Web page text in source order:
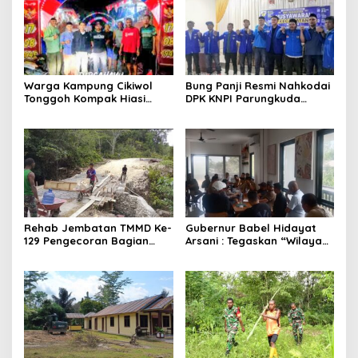
Warga Kampung Cikiwol
Tonggoh Kompak Hiasi
Bung Panji Resmi Nahkodai
DPK KNPI Parungkuda
Rehab Jembatan TMMD Ke-
129 Pengecoran Bagian
Masyarakat Kampung
Sesor Segera Lebih Aman
dan Lancar
Gubernur Babel Hidayat
Arsani : Tegaskan “Wilayah
Hektare Sesuai
RTRW”,Audensi Sempat
Tegang